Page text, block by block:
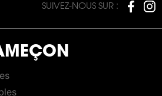
SUIVEZ-NOUS SUR :